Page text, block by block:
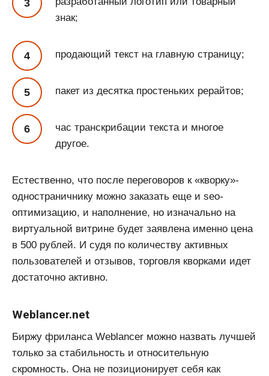
знак;
продающий текст на главную страницу;
пакет из десятка простеньких рерайтов;
час транскрибации текста и многое
другое.
Естественно, что после переговоров к «кворку»-
одностраничнику можно заказать еще и seo-
оптимизацию, и наполнение, но изначально на
виртуальной витрине будет заявлена именно цена
в 500 рублей. И судя по количеству активных
пользователей и отзывов, торговля кворками идет
достаточно активно.
Weblancer.net
Биржу фриланса Weblancer можно назвать лучшей
только за стабильность и относительную
скромность. Она не позиционирует себя как